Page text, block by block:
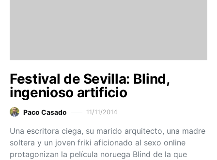
Festival de Sevilla: Blind,
ingenioso artificio
Paco Casado 11/11/2014
Una escritora ciega, su marido arquitecto, una madre
soltera y un joven friki aficionado al sexo online
protagonizan la película noruega Blind de la que